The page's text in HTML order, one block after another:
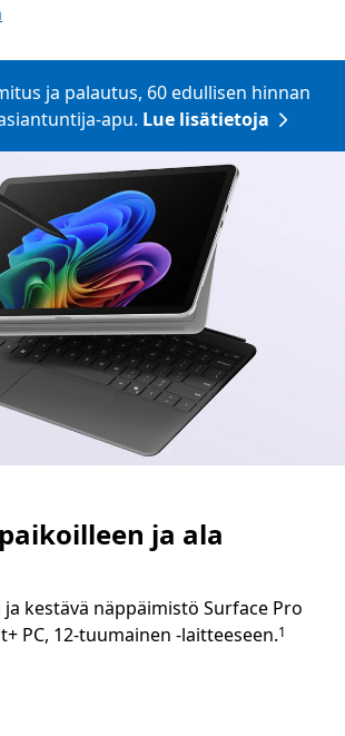
ja palautus, 60 edullisen hinnan
apu. Lue lisätietoja
ja ala
ja kestävä näppäimistö Surface Pro
PC, 12-tuumainen -laitteeseen.
Footnote
1